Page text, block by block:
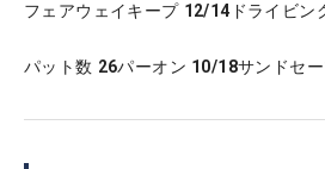
フェアウェイキープ 12/14 ドライビン
パット数 26パーオン 10/18サンドセ